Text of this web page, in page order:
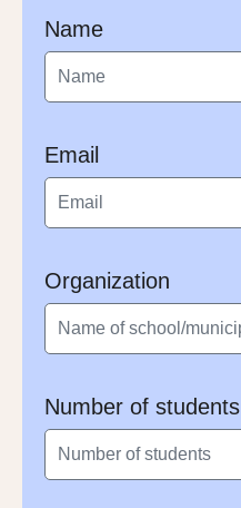
Name
Email
Organization
Number of students